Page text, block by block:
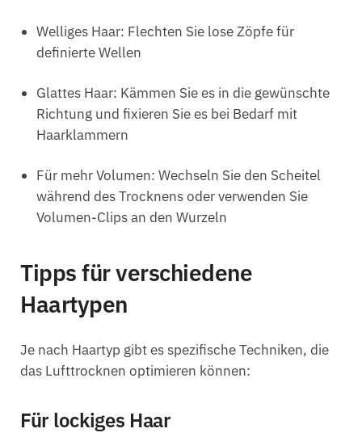
Welliges Haar: Flechten Sie lose Zöpfe für
definierte Wellen
Glattes Haar: Kämmen Sie es in die gewünschte
Richtung und fixieren Sie es bei Bedarf mit
Haarklammern
Für mehr Volumen: Wechseln Sie den Scheitel
während des Trocknens oder verwenden Sie
Volumen-Clips an den Wurzeln
Tipps für verschiedene
Haartypen
Je nach Haartyp gibt es spezifische Techniken, die
das Lufttrocknen optimieren können:
Für lockiges Haar